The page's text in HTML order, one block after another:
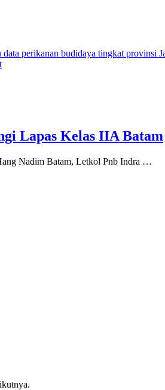
perikanan budidaya tingkat provinsi
Lapas Kelas IIA Batam
Nadim Batam, Letkol Pnb Indra …